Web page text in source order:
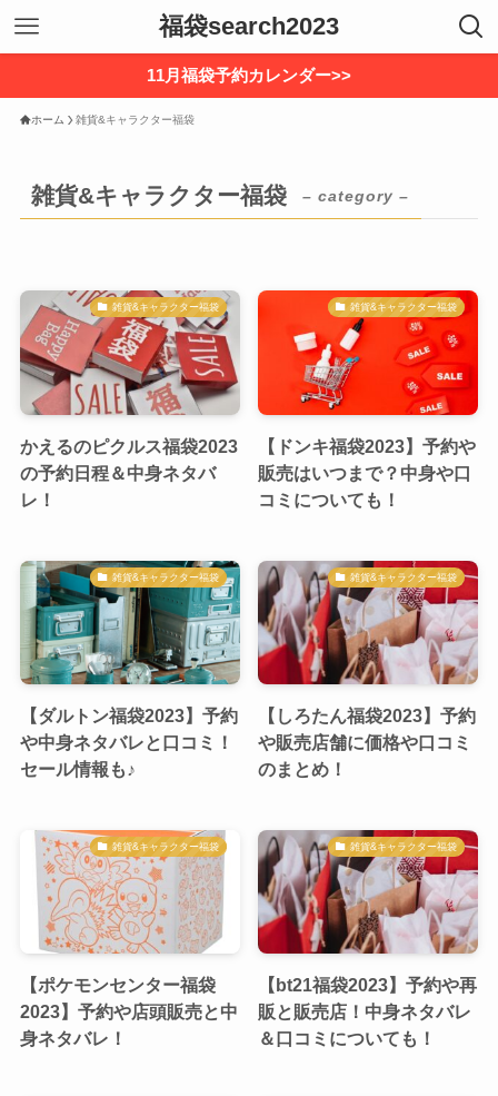
福袋search2023
11月福袋予約カレンダー>>
ホーム 雑貨&キャラクター福袋
雑貨&キャラクター福袋 – category –
雑貨&キャラクター福袋
かえるのピクルス福袋2023
の予約日程＆中身ネタバ
レ！
雑貨&キャラクター福袋
【ドンキ福袋2023】予約や
販売はいつまで？中身や口
コミについても！
雑貨&キャラクター福袋
【ダルトン福袋2023】予約
や中身ネタバレと口コミ！
セール情報も♪
雑貨&キャラクター福袋
【しろたん福袋2023】予約
や販売店舗に価格や口コミ
のまとめ！
雑貨&キャラクター福袋
【ポケモンセンター福袋
2023】予約や店頭販売と中
身ネタバレ！
雑貨&キャラクター福袋
【bt21福袋2023】予約や再
販と販売店！中身ネタバレ
＆口コミについても！